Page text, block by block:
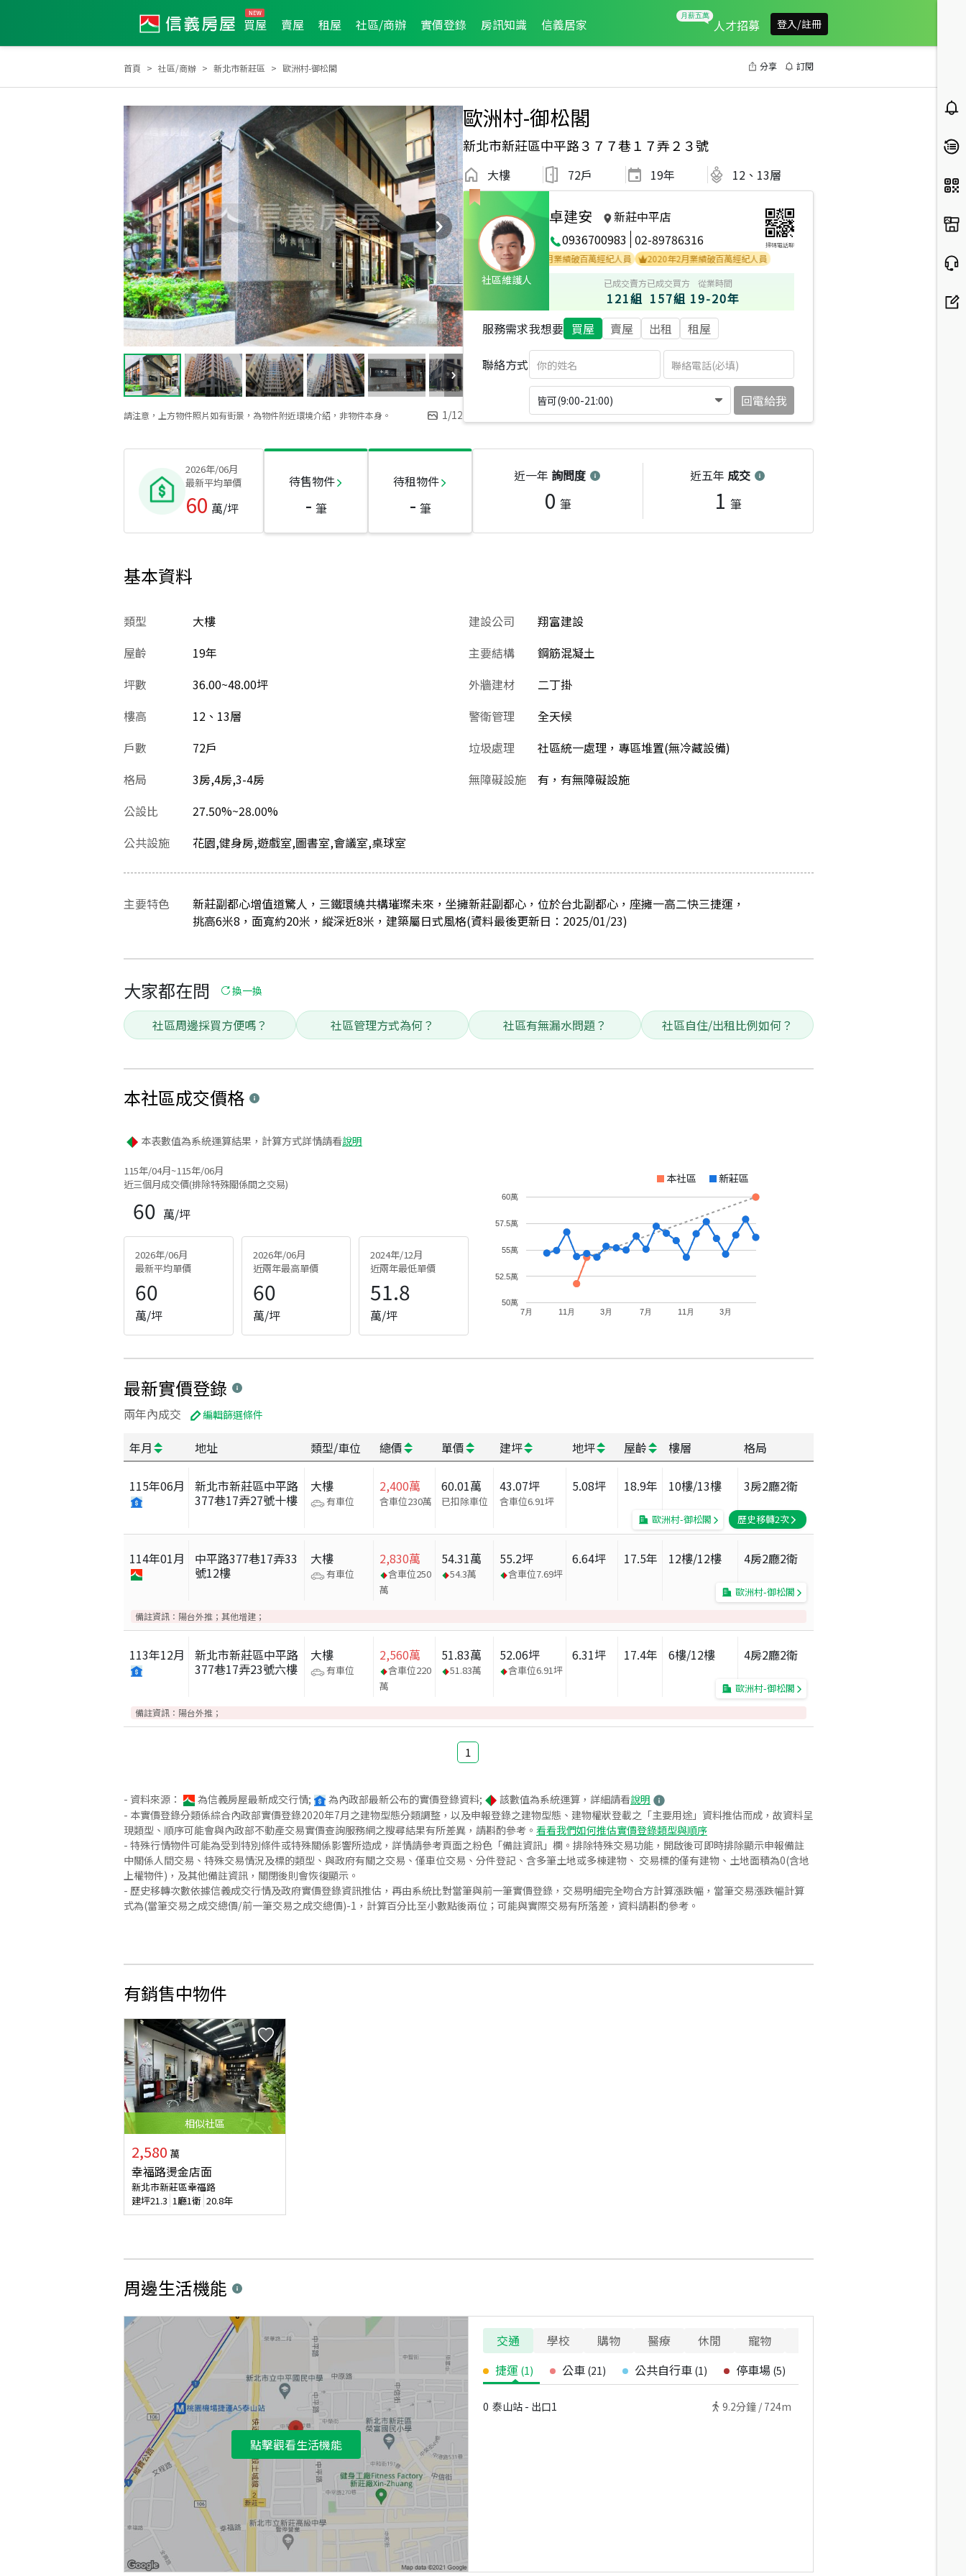
買屋 賣屋 租屋 社區/商辦 實價登錄 房訊知識 信義居家 人才招募 登入/註冊
首頁 社區/商辦 新北市新莊區 歐洲村-御松閣 分享 訂閱
請注意，上方物件照片如有街景，為物件附近環境介紹，非物件本身。 1/12
歐洲村-御松閣
新北市新莊區中平路３７７巷１７弄２３號
大樓 72戶 19年 12、13層
社區維護人
卓建安
新莊中平店
0936700983 02-89786316 掃碼電話聊
2025年2月區成件TOP2 2025年2月業績破百萬經紀人員 2022年3月業績破百萬經紀人員 2020年9月業績破百萬經紀人員
2020年2月業績破百萬經紀人員
已成交賣方
121組
已成交買方
157組
從業時間
19-20年
服務需求我想要 買屋 賣屋 出租 租屋
聯絡方式
皆可(9:00-21:00) 回電給我
2026年/06月
最新平均單價
60 萬/坪
待售物件
- 筆
待租物件
- 筆
近一年 詢問度
0 筆
近五年 成交
1 筆
基本資料
類型
大樓
屋齡
19年
坪數
36.00~48.00坪
樓高
12、13層
戶數
72戶
格局
3房,4房,3-4房
公設比
27.50%~28.00%
建設公司
翔富建設
主要結構
鋼筋混凝土
外牆建材
二丁掛
警衛管理
全天候
垃圾處理
社區統一處理，專區堆置(無冷藏設備)
無障礙設施
有，有無障礙設施
公共設施 花園,健身房,遊戲室,圖書室,會議室,桌球室
主要特色
新莊副都心增值道驚人，三鐵環繞共構璀璨未來，坐擁新莊副都心，位於台北副都心，座擁一高二快三捷運，
挑高6米8，面寬約20米，縱深近8米，建築屬日式風格(資料最後更新日：2025/01/23)
大家都在問 換一換
社區周邊採買方便嗎？ 社區管理方式為何？ 社區有無漏水問題？ 社區自住/出租比例如何？
本社區成交價格
本表數值為系統運算結果，計算方式詳情請看說明
115年/04月~115年/06月
近三個月成交價(排除特殊關係間之交易)
60 萬/坪
2026年/06月
最新平均單價
60
萬/坪
2026年/06月
近兩年最高單價
60
萬/坪
2024年/12月
近兩年最低單價
51.8
萬/坪
本社區 新莊區
7月 11月 3月 7月 11月 3月
50萬
52.5萬
55萬
57.5萬
60萬
最新實價登錄
兩年內成交 編輯篩選條件
年月 地址 類型/車位 總價 單價 建坪 地坪 屋齡 樓層 格局
115年06月
新北市新莊區中平路
377巷17弄27號十樓
大樓
有車位
2,400萬
含車位230萬
60.01萬
已扣除車位
43.07坪
含車位6.91坪
5.08坪 18.9年 10樓/13樓 3房2廳2衛
歐洲村-御松閣 歷史移轉2次
114年01月
中平路377巷17弄33
號12樓
大樓
有車位
2,830萬
含車位250
萬
54.31萬
54.3萬
55.2坪
含車位7.69坪
6.64坪 17.5年 12樓/12樓 4房2廳2衛
歐洲村-御松閣
備註資訊： 陽台外推；其他增建；
113年12月
新北市新莊區中平路
377巷17弄23號六樓
大樓
有車位
2,560萬
含車位220
萬
51.83萬
51.83萬
52.06坪
含車位6.91坪
6.31坪 17.4年 6樓/12樓 4房2廳2衛
歐洲村-御松閣
備註資訊： 陽台外推；
1
- 資料來源： 為信義房屋最新成交行情; 為內政部最新公布的實價登錄資料; 該數值為系統運算，詳細請看說明
- 本實價登錄分類係綜合內政部實價登錄2020年7月之建物型態分類調整，以及申報登錄之建物型態、建物權狀登載之「主要用途」資料推估而成，故資料呈
現類型、順序可能會與內政部不動產交易實價查詢服務網之搜尋結果有所差異，請斟酌參考。 看看我們如何推估實價登錄類型與順序
- 特殊行情物件可能為受到特別條件或特殊關係影響所造成，詳情請參考頁面之粉色「備註資訊」欄。排除特殊交易功能，開啟後可即時排除顯示申報備註
中關係人間交易、特殊交易情況及標的類型、與政府有關之交易、僅車位交易、分件登記、含多筆土地或多棟建物、 交易標的僅有建物、土地面積為0(含地
上權物件)，及其他備註資訊，關閉後則會恢復顯示。
- 歷史移轉次數依據信義成交行情及政府實價登錄資訊推估，再由系統比對當筆與前一筆實價登錄，交易明細完全吻合方計算漲跌幅，當筆交易漲跌幅計算
式為(當筆交易之成交總價/前一筆交易之成交總價)-1，計算百分比至小數點後兩位；可能與實際交易有所落差，資料請斟酌參考。
有銷售中物件
相似社區
2,580 萬
幸福路燙金店面
新北市新莊區幸福路
建坪21.3 1廳1衛 20.8年
周邊生活機能
點擊觀看生活機能
交通 學校 購物 醫療 休閒 寵物
捷運 (1) 公車 (21) 公共自行車 (1) 停車場 (5)
0 泰山站 - 出口1 9.2分鐘 / 724m